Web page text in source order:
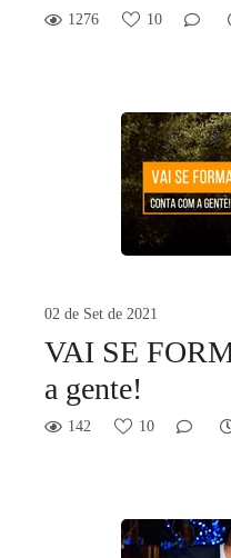
1276 10
02 de Set de 2021
VAI SE
a gente!
142 10